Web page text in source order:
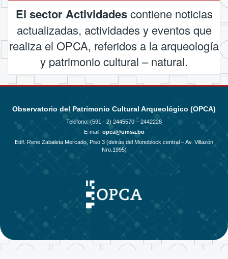
El sector Actividadescontiene noticias
actualizadas, actividades y eventos que
realiza el OPCA, referidos a la arqueología
y patrimonio cultural – natural.
Observatorio del Patrimonio Cultural Arqueológico (OPCA)
Teléfono: (591 - 2) 2445570 – 2442228
E-mail: opca@umsa.bo
Edif. Rene Zabaleta Mercado, Piso 3 (detrás del Monoblock central – Av. Villazón
Nro.1995)